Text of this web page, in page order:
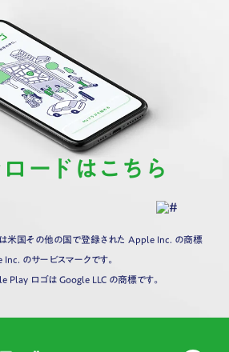
ードはこちら
米国その他の国で登録された Apple Inc. の商標
のサービスマークです。
Play ロゴは Google LLC の商標です。